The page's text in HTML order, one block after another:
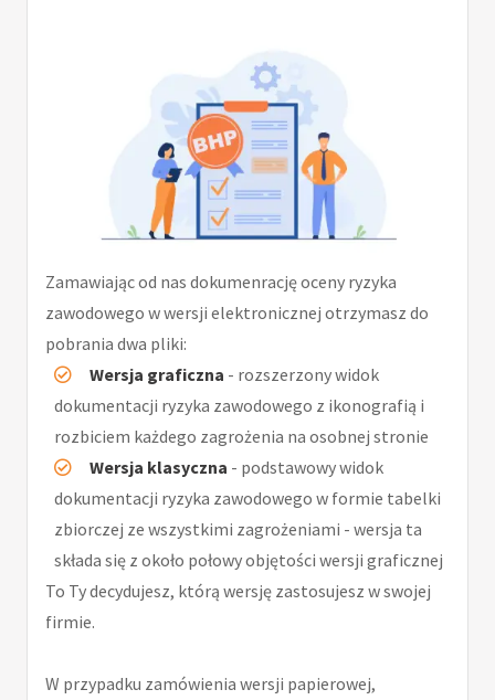
Zamawiając od nas dokumenrację oceny ryzyka
zawodowego w wersji elektronicznej otrzymasz do
pobrania dwa pliki:
Wersja graficzna - rozszerzony widok
dokumentacji ryzyka zawodowego z ikonografią i
rozbiciem każdego zagrożenia na osobnej stronie
Wersja klasyczna - podstawowy widok
dokumentacji ryzyka zawodowego w formie tabelki
zbiorczej ze wszystkimi zagrożeniami - wersja ta
składa się z około połowy objętości wersji graficznej
To Ty decydujesz, którą wersję zastosujesz w swojej
firmie.
W przypadku zamówienia wersji papierowej,